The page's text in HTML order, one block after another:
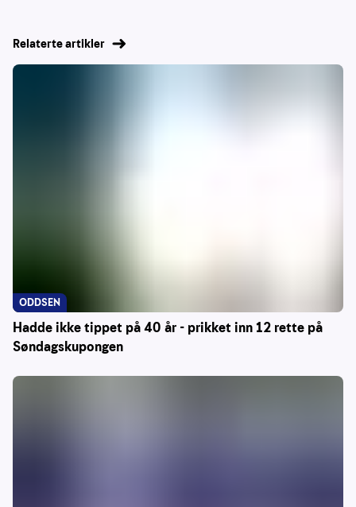
Relaterte artikler
Hadde ikke tippet på 40 år - prikket inn 12 rette på
Søndagskupongen
ODDSEN